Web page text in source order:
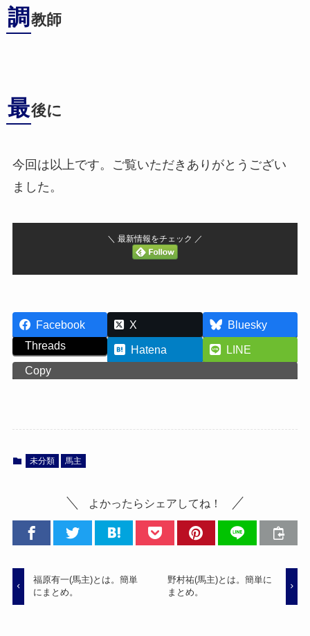
調 教師
最後に
今回は以上です。ご覧いただきありがとうござい
ました。
＼ 最新情報をチェック ／
Facebook X
Bluesky
Threads
Hatena
LINE
Copy
未分類 馬主
よかったらシェアしてね！
福原有一(馬主)とは。簡単
にまとめ。
野村祐(馬主)とは。簡単に
まとめ。